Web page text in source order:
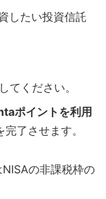
したい投資信託
てください。
ポイントを利用
了させます。
の非課税枠の